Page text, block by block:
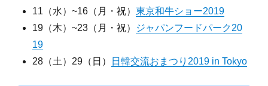
11（水）~16（月・祝）東京和牛ショー2019
19（木）~23（月・祝） ジャパンフードパーク20
19
28（土）29（日）
日韓交流おまつり2019 in Tokyo